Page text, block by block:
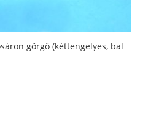
görgő (kéttengelyes, bal